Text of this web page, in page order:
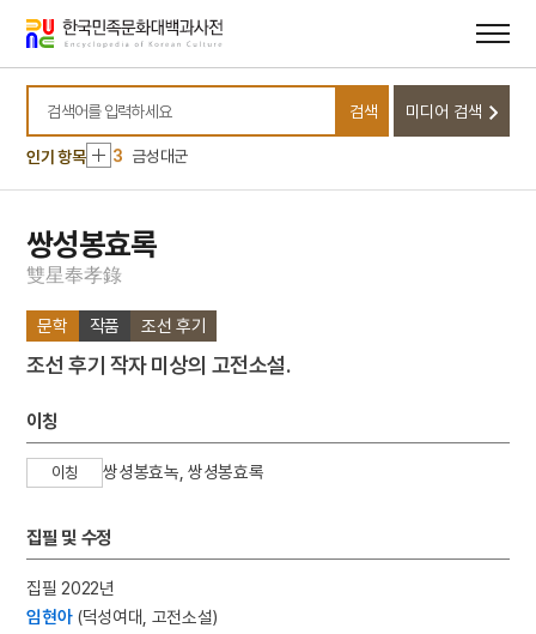
바로가기
바로가기
검색어를 입력하세요
검색 미디어 검색
인기 항목
10 능소화
1 강수
2 국학
3 금성대군
4 을병연행록
5
김성수
6
세조
8
홍대용
9 국수장국
1 강수
2
국학
5
6 세조
쌍성봉효록
雙星奉孝錄
문학 작품 조선 후기
조선 후기 작자 미상의 고전소설.
이칭
이칭 쌍셩봉효녹, 쌍셩봉효록
집필 및 수정
집필 2022년
임현아 (덕성여대, 고전소설)